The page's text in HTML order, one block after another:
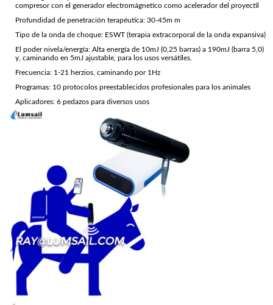
compresor con el generador electromágnetico como acelerador del proyectil
Profundidad de penetración terapéutica: 30-45m m
Tipo de la onda de choque: ESWT (terapia extracorporal de la onda expansiva)
El poder nivela/energía: Alta energía de 10mJ (0,25 barras) a 190mJ (barra 5,0)
y, caminando en 5mJ ajustable, para los usos versátiles.
Frecuencia: 1-21 herzios, caminando por 1Hz
Programas: 10 protocolos preestablecidos profesionales para los animales
Aplicadores: 6 pedazos para diversos usos